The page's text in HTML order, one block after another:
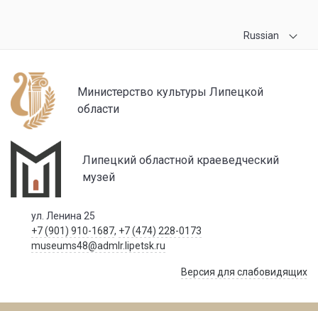
Russian
Министерство культуры Липецкой
области
Липецкий областной краеведческий
музей
ул. Ленина 25
+7 (901) 910-1687, +7 (474) 228-0173
museums48@admlr.lipetsk.ru
Версия для слабовидящих